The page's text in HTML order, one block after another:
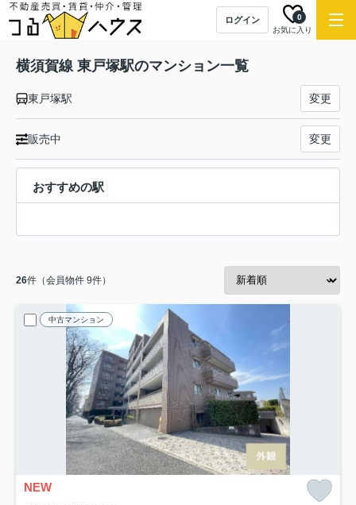
ログイン
お気に入り
0
横須賀線 東戸塚駅のマンション一覧
東戸塚駅 変更
販売中 変更
おすすめの駅
26件（会員物件 9件）
中古マンション
NEW